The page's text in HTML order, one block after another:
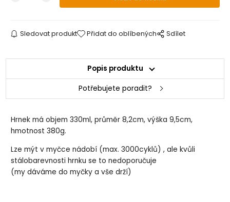
Sledovat produkt Přidat do oblíbených Sdílet
Popis produktu
Potřebujete poradit?
Hrnek má objem 330ml, průměr 8,2cm, výška 9,5cm,
hmotnost 380g.
Lze mýt v myčce nádobí (max. 3000cyklů) , ale kvůli
stálobarevnosti hrnku se to nedoporučuje
(my dáváme do myčky a vše drží)